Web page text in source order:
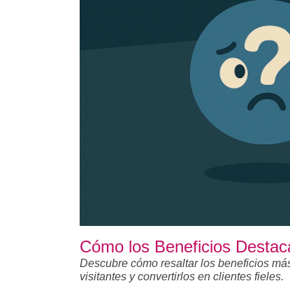
Cómo los Beneficios
Descubre cómo resaltar los beneficios
visitantes y convertirlos en clientes fieles.